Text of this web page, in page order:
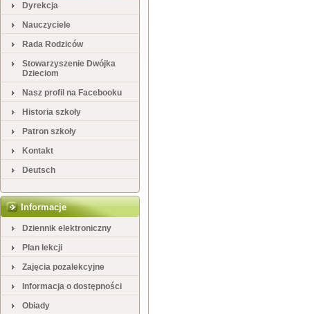
Dyrekcja
Nauczyciele
Rada Rodziców
Stowarzyszenie Dwójka
Dzieciom
Nasz profil na Facebooku
Historia szkoły
Patron szkoły
Kontakt
Deutsch
Informacje
Dziennik elektroniczny
Plan lekcji
Zajęcia pozalekcyjne
Informacja o dostępności
Obiady